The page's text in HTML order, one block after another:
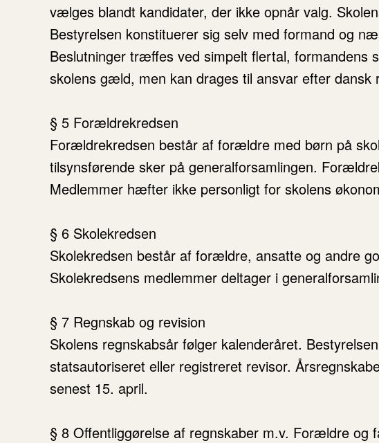
vælges blandt kandidater, der ikke opnår valg.
Bestyrelsen konstituerer sig selv med formand og
Beslutninger træffes ved simpelt flertal, formandens
skolens gæld, men kan drages til ansvar efter dansk
§ 5 Forældrekredsen
Forældrekredsen består af forældre med børn på
tilsynsførende sker på generalforsamlingen.
Medlemmer hæfter ikke personligt for skolens
§ 6 Skolekredsen
Skolekredsen består af forældre, ansatte og andre
Skolekredsens medlemmer deltager i
§ 7 Regnskab og revision
Skolens regnskabsår følger kalenderåret.
statsautoriseret eller registreret revisor.
senest 15. april.
§ 8 Offentliggørelse af regnskaber m.v. Forældre og